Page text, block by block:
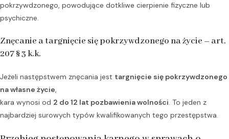
pokrzywdzonego, powodujące dotkliwe cierpienie fizyczne lub
psychiczne.
Znęcanie a targnięcie się pokrzywdzonego na życie – art.
207 § 3 k.k.
Jeżeli następstwem znęcania jest targnięcie się pokrzywdzonego
na własne życie,
kara wynosi od 2 do 12 lat pozbawienia wolności. To jeden z
najbardziej surowych typów kwalifikowanych tego przestępstwa.